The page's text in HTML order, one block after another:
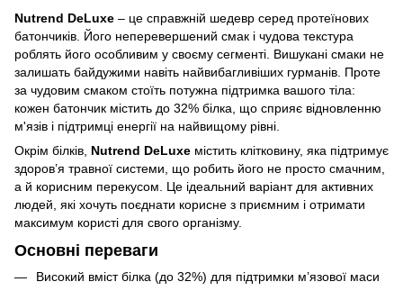
Nutrend DeLuxe – це справжній шедевр серед протеїнових
батончиків. Його неперевершений смак і чудова текстура
роблять його особливим у своєму сегменті. Вишукані смаки не
залишать байдужими навіть найвибагливіших гурманів. Проте
за чудовим смаком стоїть потужна підтримка вашого тіла:
кожен батончик містить до 32% білка, що сприяє відновленню
м'язів і підтримці енергії на найвищому рівні.
Окрім білків, Nutrend DeLuxe містить клітковину, яка підтримує
здоров’я травної системи, що робить його не просто смачним,
а й корисним перекусом. Це ідеальний варіант для активних
людей, які хочуть поєднати корисне з приємним і отримати
максимум користі для свого організму.
Основні переваги
Високий вміст білка (до 32%) для підтримки м’язової маси